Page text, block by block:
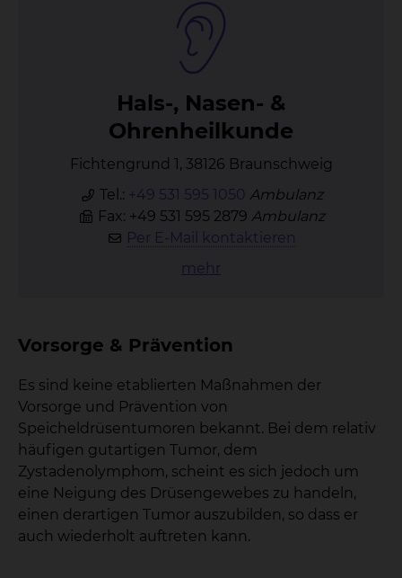
Hals-, Na­sen- &
Oh­ren­heil­kun­de
Fichtengrund 1, 38126 Braunschweig
Tel.: +49 531 595 1050 Ambulanz
Fax: +49 531 595 2879 Ambulanz
Per E-Mail kontaktieren
mehr
Vorsorge & Prävention
Es sind keine etablierten Maßnahmen der
Vorsorge und Prävention von
Speicheldrüsentumoren bekannt. Bei dem relativ
häufigen gutartigen Tumor, dem
Zystadenolymphom, scheint es sich jedoch um
eine Neigung des Drüsengewebes zu handeln,
einen derartigen Tumor auszubilden, so dass er
auch wiederholt auftreten kann.